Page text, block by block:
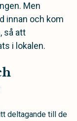
Men
innan och kom
så att
i lokalen.
deltagande till de